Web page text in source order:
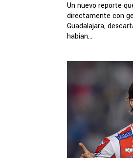
Un nuevo reporte
directamente con
Guadalajara,
habían...